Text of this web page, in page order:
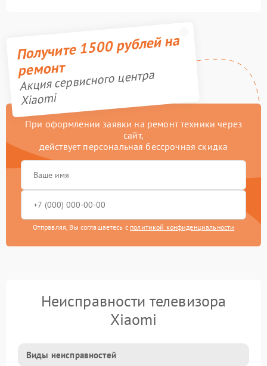
Получите 1500 рублей на
ремонт
Акция сервисного центра
Xiaomi
При оформлении заявки на ремонт техники через
сайт,
действует персональная бессрочная скидка
Отправляя, Вы соглашаетесь с политикой конфиденциальности
Неисправности телевизора
Xiaomi
Виды неисправностей